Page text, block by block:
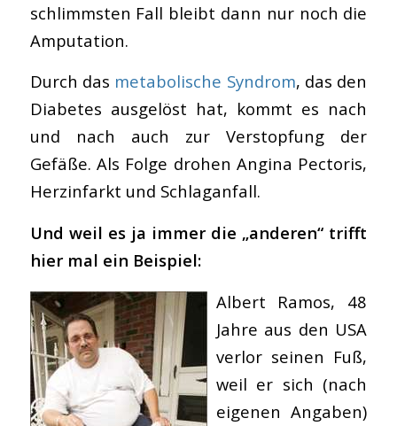
schlimmsten Fall bleibt dann nur noch die
Amputation.
Durch das metabolische Syndrom, das den
Diabetes ausgelöst hat, kommt es nach
und nach auch zur Verstopfung der
Gefäße. Als Folge drohen Angina Pectoris,
Herzinfarkt und Schlaganfall.
Und weil es ja immer die „anderen“ trifft
hier mal ein Beispiel:
Albert Ramos, 48
Jahre aus den USA
verlor seinen Fuß,
weil er sich (nach
eigenen Angaben)